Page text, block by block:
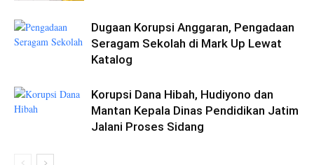
Dugaan Korupsi Anggaran, Pengadaan
Seragam Sekolah di Mark Up Lewat
Katalog
Korupsi Dana Hibah, Hudiyono dan
Mantan Kepala Dinas Pendidikan Jatim
Jalani Proses Sidang